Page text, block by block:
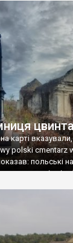
на карті
polski cmentarz
польські
польські